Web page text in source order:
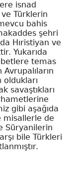
isnad
Türklerin
bahis
şehri
Hıristiyan ve
Yukarıda
temas
oldukları
savaştıkları
gibi aşağıda
misallerle de
Süryanilerin
bile Türkleri